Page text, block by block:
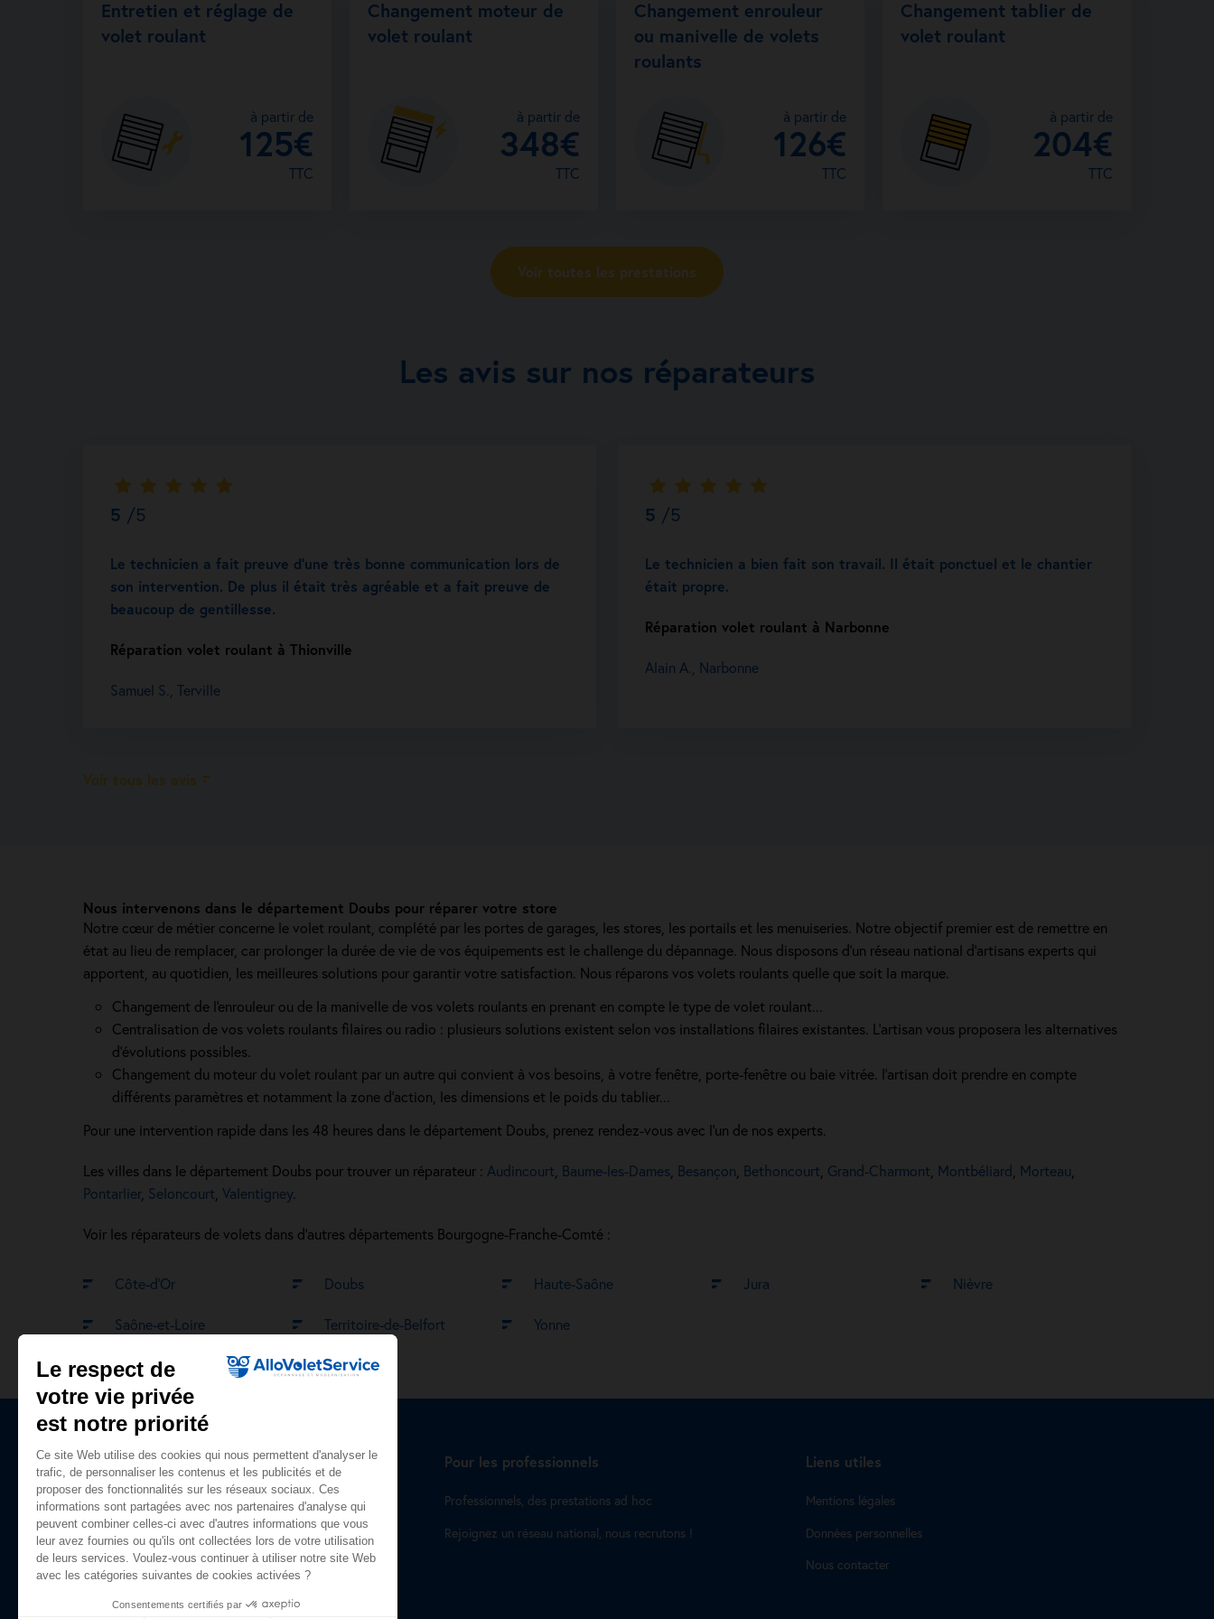
Nous intervenons dans le département Doubs pour réparer votre store
Notre cœur de métier concerne le volet roulant, complété par les portes de garages, les stores, les portails et les menuiseries. Notre objectif premier est de remettre en
état au lieu de remplacer, car prolonger la durée de vie de vos équipements est le challenge du dépannage. Nous disposons d'un réseau national d’artisans experts qui
apportent, au quotidien, les meilleures solutions pour garantir votre satisfaction. Nous réparons vos volets roulants quelle que soit la marque.
Changement de l'enrouleur ou de la manivelle de vos volets roulants en prenant en compte le type de volet roulant...
Centralisation de vos volets roulants filaires ou radio : plusieurs solutions existent selon vos installations filaires existantes. L'artisan vous proposera les alternatives
d’évolutions possibles.
Changement du moteur du volet roulant par un autre qui convient à vos besoins, à votre fenêtre, porte-fenêtre ou baie vitrée. l'artisan doit prendre en compte
différents paramètres et notamment la zone d’action, les dimensions et le poids du tablier...
Pour une intervention rapide dans les 48 heures dans le département Doubs, prenez rendez-vous avec l'un de nos experts.
Les villes dans le département Doubs pour trouver un réparateur : Audincourt Baume-les-Dames Besançon Bethoncourt Grand-Charmont Montbéliard Morteau
Pontarlier, Seloncourt Valentigney.
Voir les réparateurs de volets dans d’autres départements Bourgogne-Franche-Comté :
Côte-d’Or Doubs Haute-Saône Jura Nièvre
Saône-et-Loire Territoire-de-Belfort Yonne
Afficher le n° Demander un devis
Entretien et réglage de
volet roulant
à partir de
125€
TTC
Changement moteur de
volet roulant
à partir de
348€
TTC
Changement enrouleur
ou manivelle de volets
roulants
à partir de
126€
TTC
Changement tablier de
volet roulant
à partir de
204€
TTC
Voir toutes les prestations
Les avis sur nos réparateurs
5 /5
Le technicien a fait preuve d’une très bonne communication lors de
son intervention. De plus il était très agréable et a fait preuve de
beaucoup de gentillesse.
Réparation volet roulant à Thionville
Samuel S., Terville
5 /5
Le technicien a bien fait son travail. Il était ponctuel et le chantier
était propre.
Réparation volet roulant à Narbonne
Alain A., Narbonne
Voir tous les avis
Plan du site
Accueil
Nos prestations
Qui sommes-nous ?
Pour les professionnels
Professionnels, des prestations ad hoc
Rejoignez un réseau national, nous recrutons !
Liens utiles
Mentions légales
Données personnelles
Nous contacter
Le respect de
votre vie privée
est notre priorité
Ce site Web utilise des cookies qui nous permettent d'analyser le
trafic, de personnaliser les contenus et les publicités et de
proposer des fonctionnalités sur les réseaux sociaux. Ces
informations sont partagées avec nos partenaires d'analyse qui
peuvent combiner celles-ci avec d'autres informations que vous
leur avez fournies ou qu'ils ont collectées lors de votre utilisation
de leurs services. Voulez-vous continuer à utiliser notre site Web
avec les catégories suivantes de cookies activées ?
Consentements certifiés par